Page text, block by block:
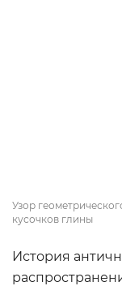
Узор
кусочков глины
История